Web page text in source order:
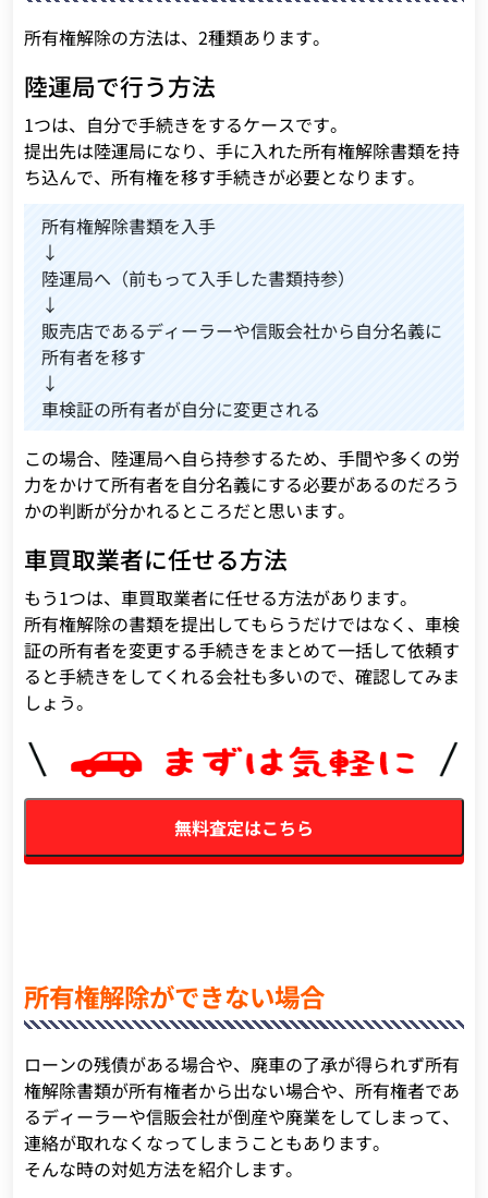
所有権解除の方法は、2種類あります。
陸運局で行う方法
1つは、自分で手続きをするケースです。
提出先は陸運局になり、手に入れた所有権解除書類を持
ち込んで、所有権を移す手続きが必要となります。
所有権解除書類を入手
↓
陸運局へ（前もって入手した書類持参）
↓
販売店であるディーラーや信販会社から自分名義に
所有者を移す
↓
車検証の所有者が自分に変更される
この場合、陸運局へ自ら持参するため、手間や多くの労
力をかけて所有者を自分名義にする必要があるのだろう
かの判断が分かれるところだと思います。
車買取業者に任せる方法
もう1つは、車買取業者に任せる方法があります。
所有権解除の書類を提出してもらうだけではなく、車検
証の所有者を変更する手続きをまとめて一括して依頼す
ると手続きをしてくれる会社も多いので、確認してみま
しょう。
無料査定はこちら
所有権解除ができない場合
ローンの残債がある場合や、廃車の了承が得られず所有
権解除書類が所有権者から出ない場合や、所有権者であ
るディーラーや信販会社が倒産や廃業をしてしまって、
連絡が取れなくなってしまうこともあります。
そんな時の対処方法を紹介します。